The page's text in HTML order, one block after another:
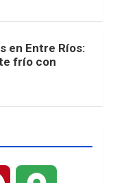
en Entre Ríos:
frío con